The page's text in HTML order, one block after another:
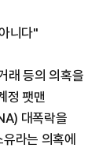
니다"
래 등의 의혹을
정 팻맨
대폭락을
라는 의혹에